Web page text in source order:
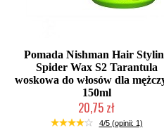
Pomada Nishman Hair
Spider Wax S2 Tarantula
woskowa do włosów dla
150ml
20,75 zł
Duża ilość (wysyłka w 24h)
4/5 (opinii: 1)